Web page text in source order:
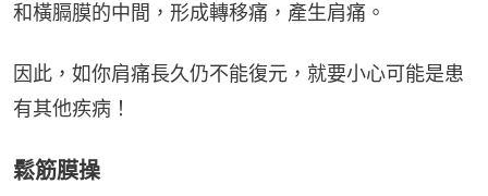
和橫膈膜的中間，形成轉移痛，產生肩痛。
因此，如你肩痛長久仍不能復元，就要小心可能是患
有其他疾病！
鬆筋膜操